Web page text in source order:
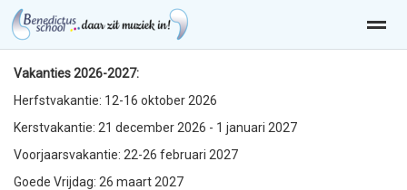
Vakanties 2026-2027:
Herfstvakantie: 12-16 oktober 2026
Kerstvakantie: 21 december 2026 - 1 januari 2027
Voorjaarsvakantie: 22-26 februari 2027
Goede Vrijdag: 26 maart 2027